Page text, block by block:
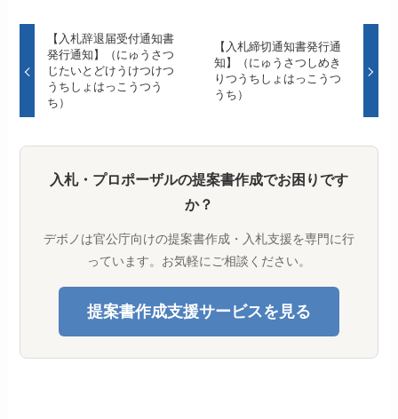
【入札辞退届受付通知書
発行通知】（にゅうさつ
じたいとどけうけつけつ
うちしょはっこうつう
ち）
【入札締切通知書発行通
知】（にゅうさつしめき
りつうちしょはっこうつ
うち）
入札・プロポーザルの提案書作成でお困りです
か？
デボノは官公庁向けの提案書作成・入札支援を専門に行
っています。お気軽にご相談ください。
提案書作成支援サービスを見る